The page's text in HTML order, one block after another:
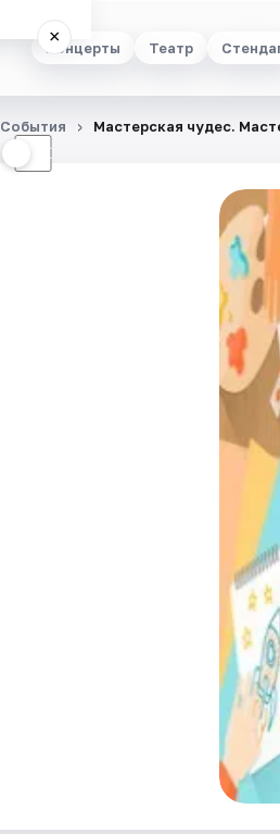
Концерты Театр
×
☾
События Мастерская чудес.